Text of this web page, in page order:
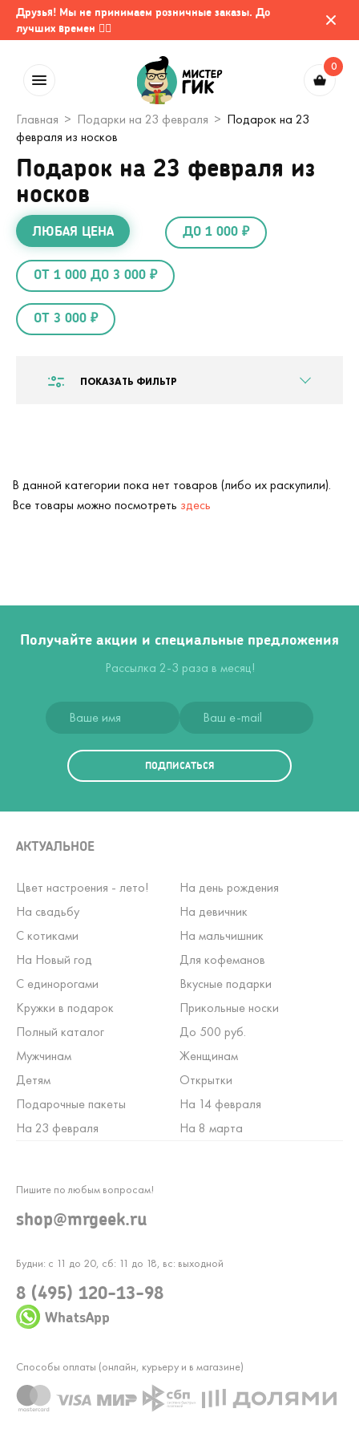
Друзья! Мы не принимаем розничные заказы. До
лучших времен 🤷‍♂️
0
Главная Подарки на 23 февраля
Подарок на 23
февраля из носков
Подарок на 23 февраля из
носков
ЛЮБАЯ ЦЕНА ДО 1 000 ₽
ОТ 1 000 ДО 3 000 ₽
ОТ 3 000 ₽
ПОКАЗАТЬ ФИЛЬТР
В данной категории пока нет товаров (либо их раскупили).
Все товары можно посмотреть здесь
Получайте акции и специальные предложения
Рассылка 2-3 раза в месяц!
ПОДПИСАТЬСЯ
АКТУАЛЬНОЕ
Цвет настроения - лето!
На день рождения
На свадьбу
На девичник
С котиками
На мальчишник
На Новый год
Для кофеманов
С единорогами
Вкусные подарки
Кружки в подарок
Прикольные носки
Полный каталог
До 500 руб.
Мужчинам
Женщинам
Детям
Открытки
Подарочные пакеты
На 14 февраля
На 23 февраля
На 8 марта
Будни: с 11 до 20, сб: 11 до 18, вс: выходной
8 (495) 120-13-98
WhatsApp
Пишите по любым вопросам!
shop@mrgeek.ru
Способы оплаты (онлайн, курьеру и в магазине)